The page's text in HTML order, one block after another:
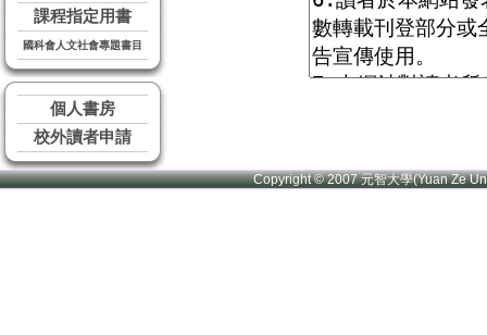
課程指定用書
國科會人文社會專題書目
個人書房
校外讀者申請
Copyright © 2007 元智大學(Yuan Ze